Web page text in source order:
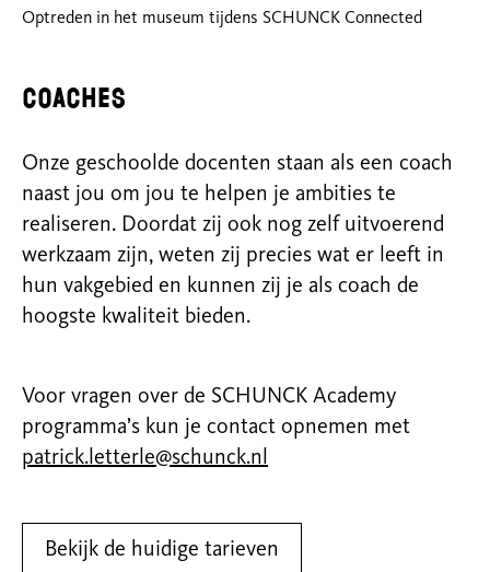
Optreden in het museum tijdens SCHUNCK Connected
Coaches
Onze geschoolde docenten staan als een coach
naast jou om jou te helpen je ambities te
realiseren. Doordat zij ook nog zelf uitvoerend
werkzaam zijn, weten zij precies wat er leeft in
hun vakgebied en kunnen zij je als coach de
hoogste kwaliteit bieden.
Voor vragen over de SCHUNCK Academy
programma’s kun je contact opnemen met
patrick.letterle@schunck.nl
Bekijk de huidige tarieven